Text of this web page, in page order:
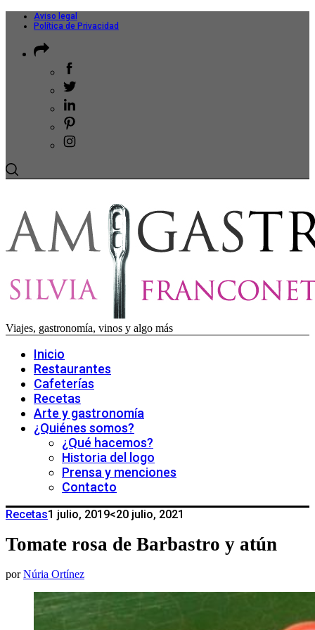
Aviso legal
Política de Privacidad
Viajes, gastronomía, vinos y algo más
Inicio
Restaurantes
Cafeterías
Recetas
Arte y gastronomía
¿Quiénes somos?
¿Qué hacemos?
Historia del logo
Prensa y menciones
Contacto
Recetas1 julio, 2019<20 julio, 2021
Tomate rosa de Barbastro y atún
por Núria Ortínez